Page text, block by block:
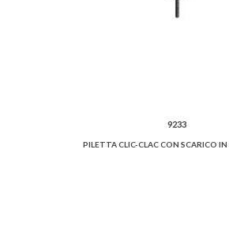
9233
PILETTA CLIC-CLAC CON SCARICO